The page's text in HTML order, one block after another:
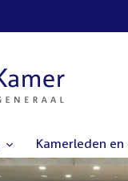
Kamerleden en